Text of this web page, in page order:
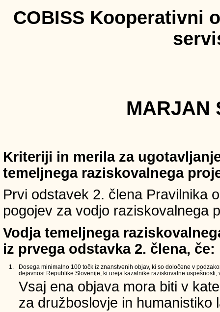
COBISS Kooperativni
MARJAN
Kriteriji in merila za
temeljnega raziskovalnega
Prvi odstavek 2. člena Pravilnika
pogojev za vodjo raziskovalnega
Vodja temeljnega
iz prvega odstavka 2. člena, če:
1.
Dosega minimalno 100 točk iz znanstvenih objav, ki so določene v
dejavnost Republike Slovenije, ki ureja kazalnike raziskovalne uspešnosti,
Vsaj ena objava mora biti v
za družboslovje in humanistiko